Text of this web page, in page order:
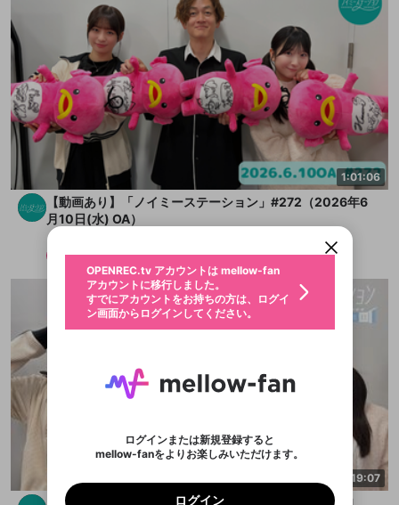
1:01:06
【動画あり】「ノイミーステーション」#272（2026年6
月10日(水) OA）
ノイミーステーション
メンバー
2026/6/10
19:07
ブレイクタイム広告
ライブ配信中に休憩するときに、最大1分間の広告
を表示することができます。
ユーザーの視聴環境によっては広告を表示すること
ができない場合があります。
詳しくはこちら
アプリで快適に視聴しよう！
ば、通知をもれなく受け取れます！
インストール アプリで開く
OPENREC.tv アカウントは mellow-fan
アカウントに移行しました。
すでにアカウントをお持ちの方は、ログイ
新規登録
メールアドレスで新規登録
または
Google
新規登録
@
次にお進みください。
OPENREC.tvアカウントはmellow-fanア
カウントに統合しました。
こちらからOPENREC.tvでログイン中のア
ログイン
メールアドレスでログイン
または
Google
ログイン
ログイン
OPENREC.tv アカウントは mellow-fan
アカウントに移行しました。
すでにアカウントをお持ちの方は、ログイ
ン画面からログインしてください。
ログインまたは新規登録すると
mellow-fanをよりお楽しみいただけます。
ログイン
登録したメールアドレスを入力し、送信してくださ
入力していただいたメールアドレ
スに、パスワード再設定用URLを
のでご確認ください
OK
パーソナルデータの登録
年
生年月は登録後に変更できません。
お住まいの地域
ご登録いただいた情報はサービスの向上を目的
認証コードの入力
メイン及びcs.openrec.co.jpドメイン）が受信拒否設
セッションの有効期限が切れたた
不適切なユーザーとして報告しま
すか？
問題を選択してください
わいせつな表現
著作権の侵害 0
サブスクシェア
詳しくはこちら
限定コミュニティ参加方法
Discordアカウントをお持ちでない方
Discordアカウントを作成